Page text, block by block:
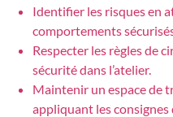
Identifier les risques en
comportements
Respecter les règles de
sécurité dans l’atelier.
Maintenir un espace de
appliquant les